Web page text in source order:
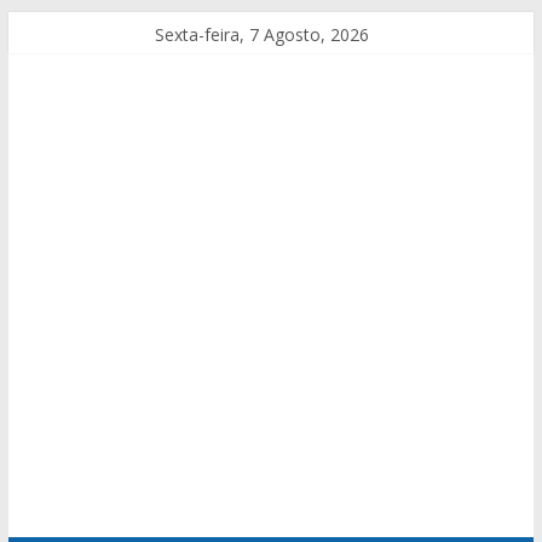
Sexta-feira, 7 Agosto, 2026